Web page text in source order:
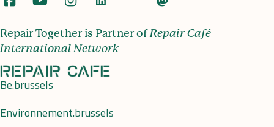
Repair Together is Partner ofRepair Café
International Network
Be.brussels
Environnement.brussels